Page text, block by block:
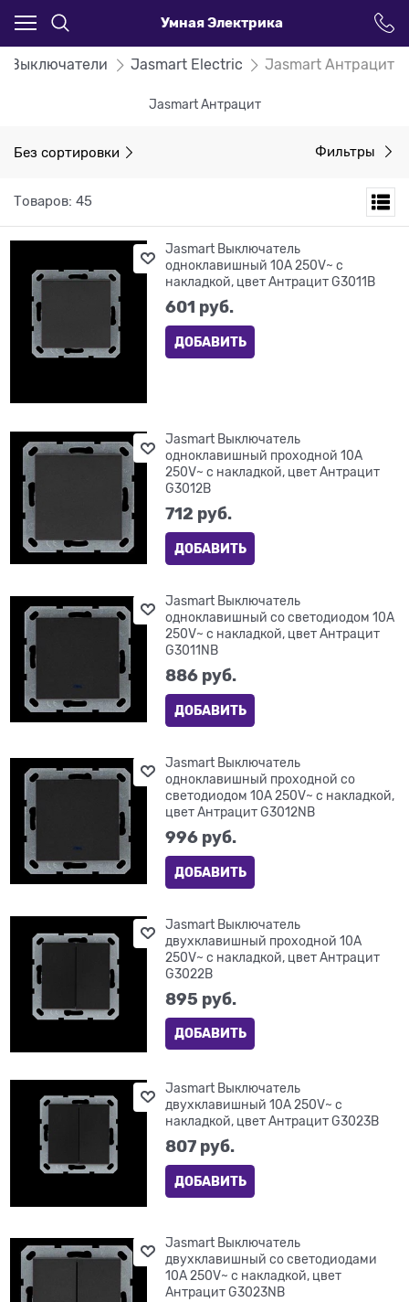
Умная Электрика
Выключатели Jasmart Electric Jasmart Антрацит
Jasmart Антрацит
Без сортировки Фильтры
Товаров: 45
Jasmart Выключатель
одноклавишный 10A 250V~ с
накладкой, цвет Антрацит G3011B
601 руб.
ДОБАВИТЬ
Jasmart Выключатель
одноклавишный проходной 10A
250V~ с накладкой, цвет Антрацит
G3012B
712 руб.
ДОБАВИТЬ
Jasmart Выключатель
одноклавишный со светодиодом 10A
250V~ с накладкой, цвет Антрацит
G3011NB
886 руб.
ДОБАВИТЬ
Jasmart Выключатель
одноклавишный проходной со
светодиодом 10A 250V~ с накладкой,
цвет Антрацит G3012NB
996 руб.
ДОБАВИТЬ
Jasmart Выключатель
двухклавишный проходной 10A
250V~ с накладкой, цвет Антрацит
G3022B
895 руб.
ДОБАВИТЬ
Jasmart Выключатель
двухклавишный 10A 250V~ с
накладкой, цвет Антрацит G3023B
807 руб.
ДОБАВИТЬ
Jasmart Выключатель
двухклавишный со светодиодами
10A 250V~ с накладкой, цвет
Антрацит G3023NB